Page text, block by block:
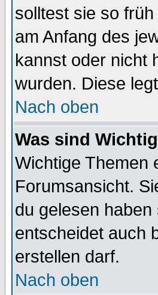
solltest sie so
am Anfang des
kannst oder nicht
wurden. Diese
Nach oben
Was sind
Wichtige Themen
Forumsansicht.
du gelesen
entscheidet auch
erstellen darf.
Nach oben